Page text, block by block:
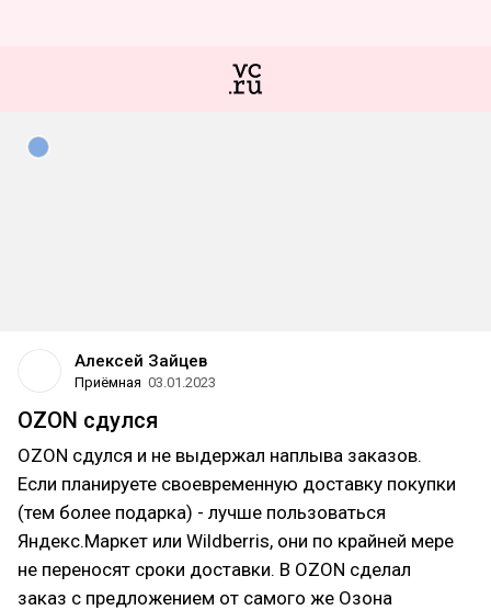
Алексей Зайцев
Приёмная 03.01.2023
OZON сдулся
OZON сдулся и не выдержал наплыва заказов.
Если планируете своевременную доставку покупки
(тем более подарка) - лучше пользоваться
Яндекс.Маркет или Wildberris, они по крайней мере
не переносят сроки доставки. В OZON сделал
заказ с предложением от самого же Озона